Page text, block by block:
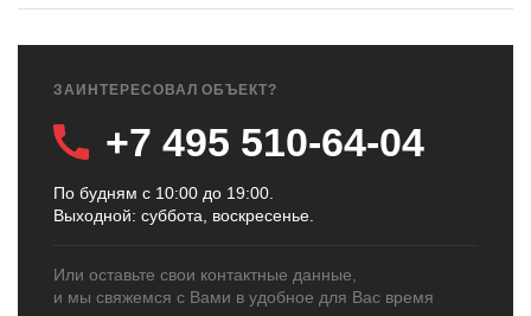
ЗАИНТЕРЕСОВАЛ ОБЪЕКТ?
+7 495 510-64-04
По будням с 10:00 до 19:00.
Выходной: суббота, воскресенье.
Или оставьте свои контактные данные,
и мы свяжемся с Вами в удобное для Вас время